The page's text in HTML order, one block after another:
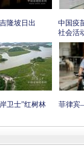
吉隆坡日出
中国疫
社会活
卫士”红树林 菲律宾